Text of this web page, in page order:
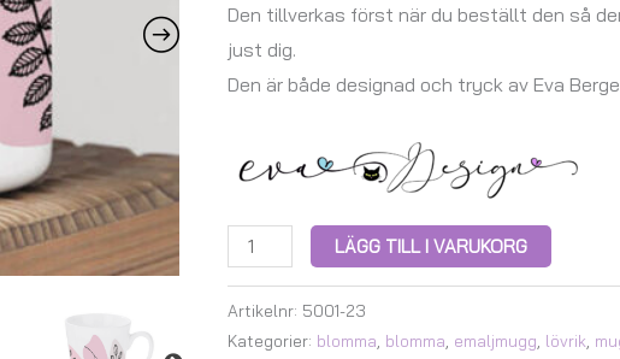
Den tillverkas först när du beställt den så
just dig.
Den är både designad och tryck av Eva
LÄGG TILL I VARUKORG
Artikelnr: 5001-23
Kategorier: blomma blomma emaljmugg lövrik